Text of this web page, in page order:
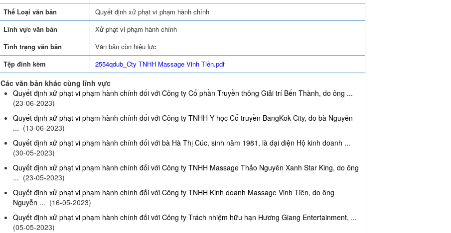
Thể Loại văn bản
Quyết định xử phạt vi phạm hành chính
Lĩnh vực văn bản
Xử phạt vi phạm hành chính
Tình trạng văn bản
Văn bản còn hiệu lực
Tệp đính kèm
2554qdub_Cty TNHH Massage Vinh Tiên.pdf
Các văn bản khác cùng lĩnh vực
Quyết định xử phạt vi phạm hành chính đối với Công ty Cổ phần Truyền thông Giải trí Bến Thành, do ông ...
(23-06-2023)
Quyết định xử phạt vi phạm hành chính đối với Công ty TNHH Y học Cổ truyền BangKok City, do bà Nguyễn
... (13-06-2023)
Quyết định xử phạt vi phạm hành chính đối với bà Hà Thị Cúc, sinh năm 1981, là đại diện Hộ kinh doanh ...
(30-05-2023)
Quyết định xử phạt vi phạm hành chính đối với Công ty TNHH Massage Thảo Nguyên Xanh Star King, do ông
... (23-05-2023)
Quyết định xử phạt vi phạm hành chính đối với Công ty TNHH Kinh doanh Massage Vinh Tiên, do ông
Nguyễn ... (16-05-2023)
Quyết định xử phạt vi phạm hành chính đối với Công ty Trách nhiệm hữu hạn Hương Giang Entertainment, ...
(05-05-2023)